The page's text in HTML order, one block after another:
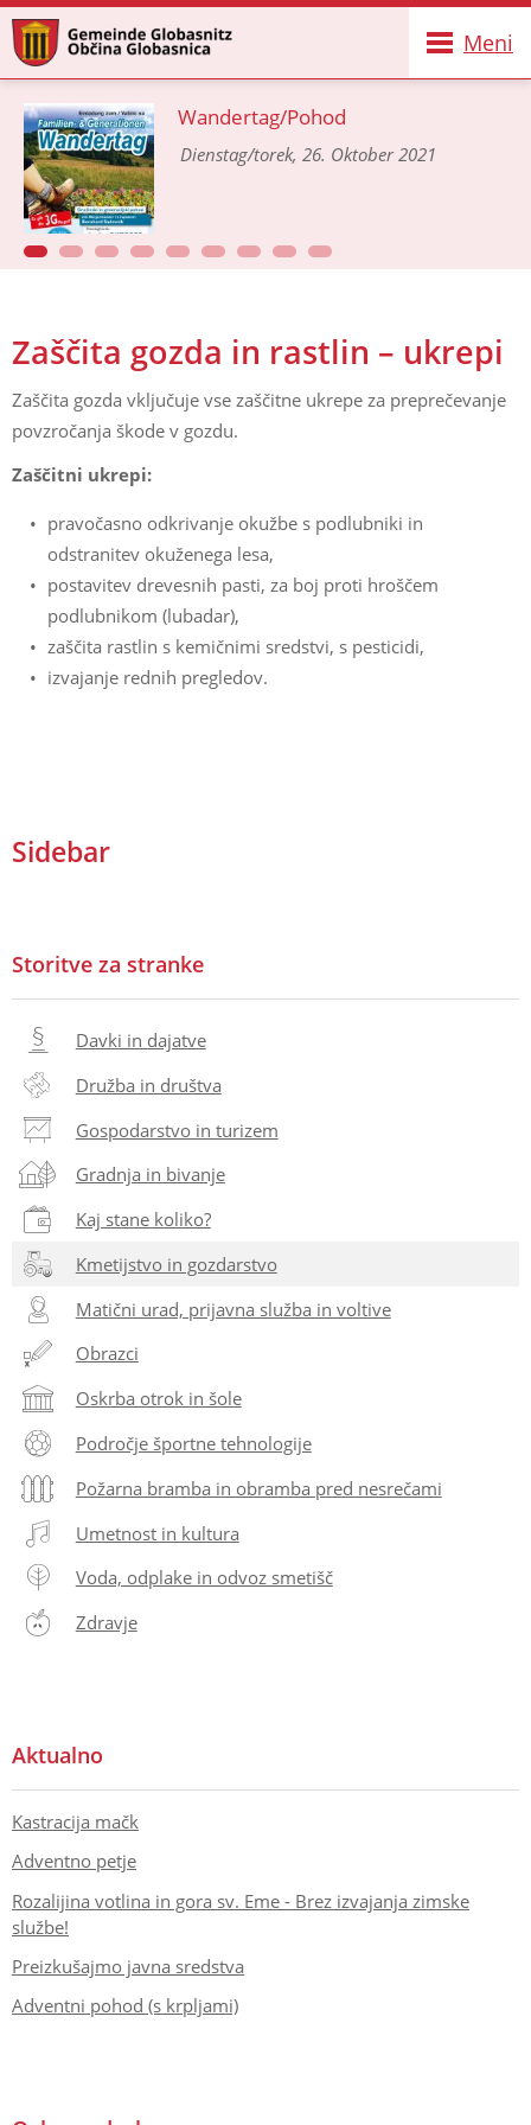
Meni
Wandertag/Pohod
Dienstag/torek, 26. Oktober 2021
Zaščita gozda in rastlin – ukrepi
Zaščita gozda vključuje vse zaščitne ukrepe za preprečevanje
povzročanja škode v gozdu.
Zaščitni ukrepi:
pravočasno odkrivanje okužbe s podlubniki in
odstranitev okuženega lesa,
postavitev drevesnih pasti, za boj proti hroščem
podlubnikom (lubadar),
zaščita rastlin s kemičnimi sredstvi, s pesticidi,
izvajanje rednih pregledov.
Sidebar
Storitve za stranke
Davki in dajatve
Družba in društva
Gospodarstvo in turizem
Gradnja in bivanje
Kaj stane koliko?
Kmetijstvo in gozdarstvo
Matični urad, prijavna služba in voltive
Obrazci
Oskrba otrok in šole
Področje športne tehnologije
Požarna bramba in obramba pred nesrečami
Umetnost in kultura
Voda, odplake in odvoz smetišč
Zdravje
Aktualno
Kastracija mačk
Adventno petje
Rozalijina votlina in gora sv. Eme - Brez izvajanja zimske
službe!
Preizkušajmo javna sredstva
Adventni pohod (s krpljami)